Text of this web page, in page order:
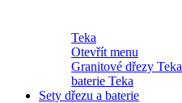
Teka
Otevřít menu
Granitové dřezy Teka
baterie Teka
Sety dřezu a baterie